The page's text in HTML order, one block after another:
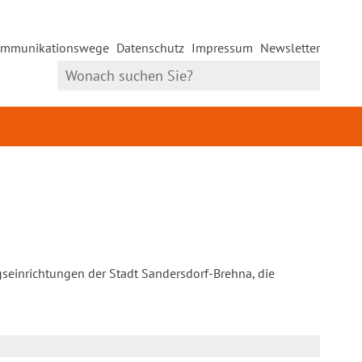
Datenschutz Impressum Newsletter
der Stadt Sandersdorf-Brehna, die